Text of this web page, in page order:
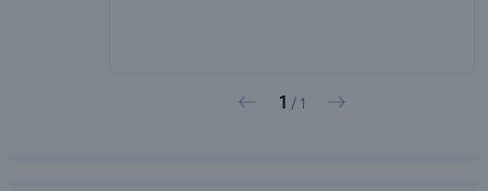
Vorige
1 / 1 Volgende